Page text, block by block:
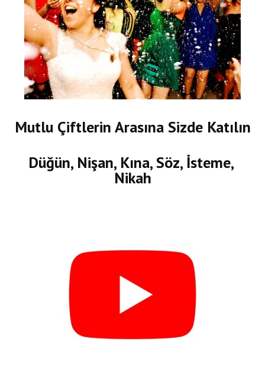
Mutlu Çiftlerin Arasına Sizde Katılın
Düğün, Nişan, Kına, Söz, İsteme,
Nikah